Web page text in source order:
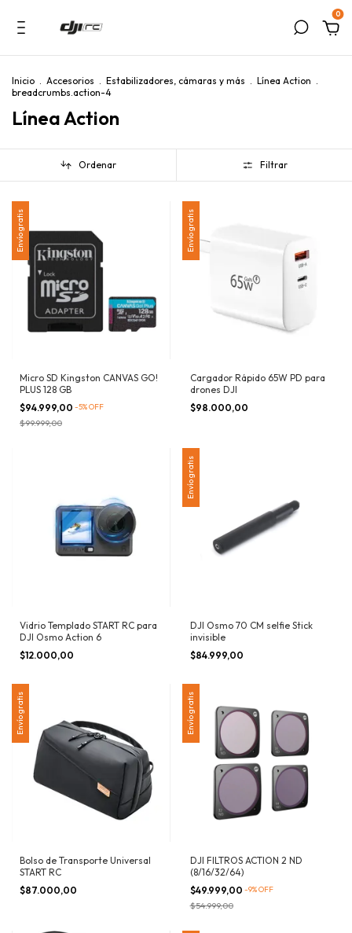
0
Inicio . Accesorios . Estabilizadores, cámaras y más . Línea Action .
breadcrumbs.action-4
Línea Action
Ordenar Filtrar
Envío gratis
Micro SD Kingston CANVAS GO!
PLUS 128 GB
$94.999,00 -5%OFF
$99.999,00
Envío gratis
Cargador Rápido 65W PD para
drones DJI
$98.000,00
Vidrio Templado START RC para
DJI Osmo Action 6
$12.000,00
Envío gratis
DJI Osmo 70 CM selfie Stick
invisible
$84.999,00
Envío gratis
Bolso de Transporte Universal
START RC
$87.000,00
Envío gratis
DJI FILTROS ACTION 2 ND
(8/16/32/64)
$49.999,00 -9%OFF
$54.999,00